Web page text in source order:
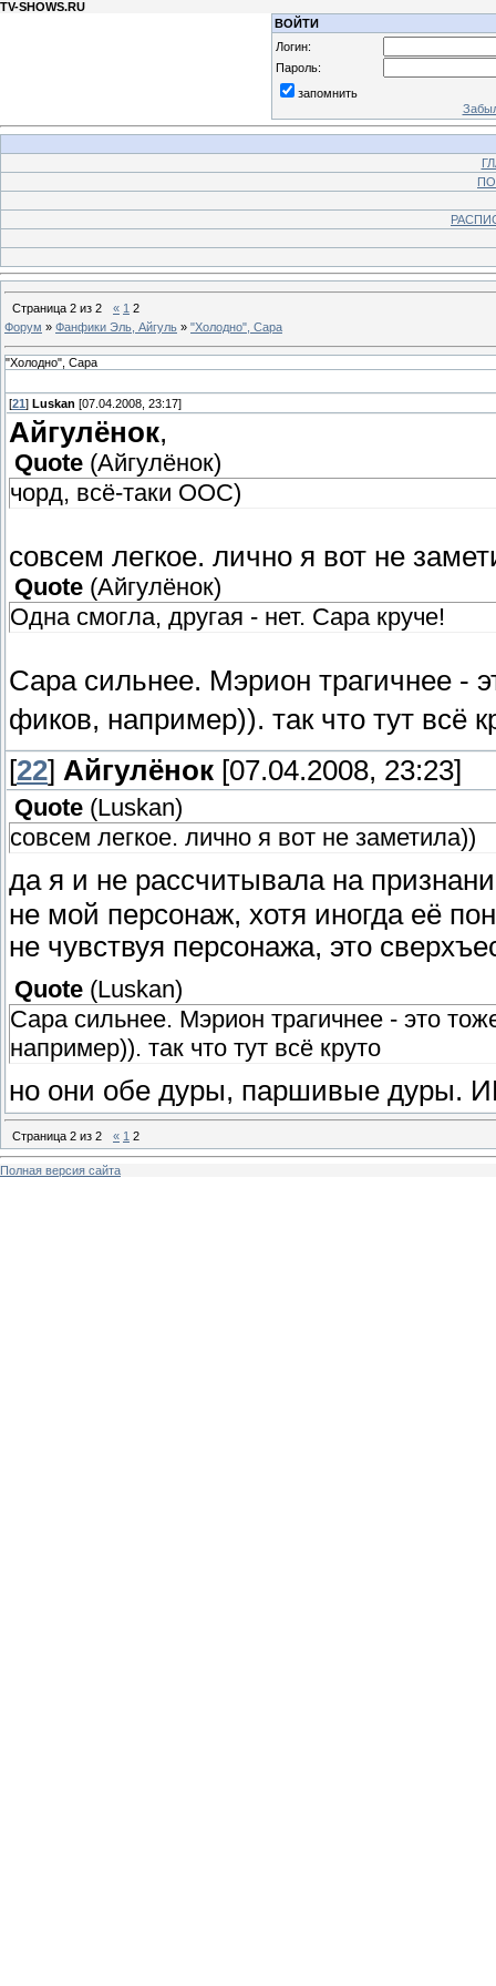
TV-SHOWS.RU
ВОЙТИ
Логин:
Пароль:
запомнить
Страница 2 из 2 « 1 2
Форум » Фанфики Эль, Айгуль » "Холодно", Сара
"Холодно", Сара
[21] Luskan [07.04.2008, 23:17]
Айгулёнок,
Quote (Айгулёнок)
чорд, всё-таки ООС)
совсем легкое. лично я вот не
Quote (Айгулёнок)
Одна смогла, другая - нет. Сара круче!
Сара сильнее. Мэрион трагичнее -
фиков, например)). так что тут всё
[22] Айгулёнок [07.04.2008, 23:23]
Quote (Luskan)
совсем легкое. лично я вот не заметила))
да я и не рассчитывала на
не мой персонаж, хотя иногда её
не чувствуя персонажа, это
Quote (Luskan)
Сара сильнее. Мэрион трагичнее - это
например)). так что тут всё круто
но они обе дуры, паршивые дуры.
Страница 2 из 2 « 1 2
Полная версия сайта